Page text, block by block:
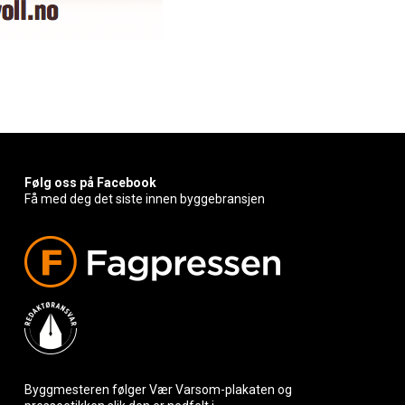
Følg oss på Facebook
Få med deg det siste innen byggebransjen
Byggmesteren følger Vær Varsom-plakaten og